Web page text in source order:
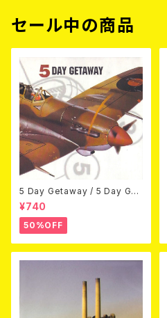
セール中の商品
5 Day Getaway / 5 Day Get
away (CDEP)
¥740
50%OFF